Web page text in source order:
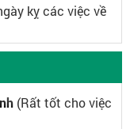
kỵ các việc về
(Rất tốt cho việc